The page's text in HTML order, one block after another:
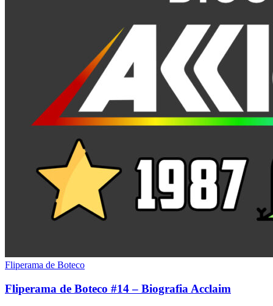
Fliperama de Boteco
Fliperama de Boteco #14 – Biografia Acclaim